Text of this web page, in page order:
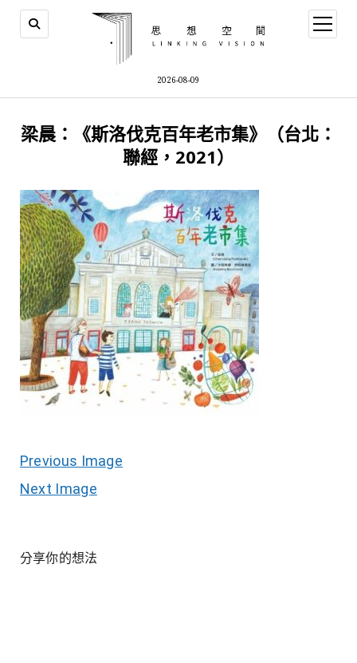
2026-08-09
open
menu
梁晨：《斯洛伐克百年老市集》（台北：
聯經，2021）
Previous Image
Next Image
分享你的想法